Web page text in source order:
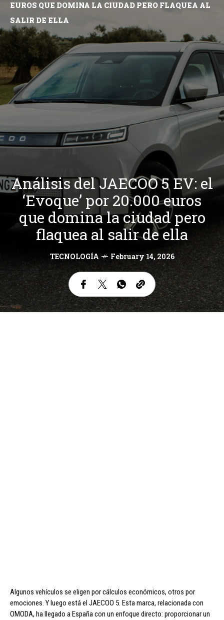
EUROS QUE DOMINA LA CIUDAD PERO FLAQUEA AL
SALIR DE ELLA
Análisis del JAECOO 5 EV: el
‘Evoque’ por 20.000 euros
que domina la ciudad pero
flaquea al salir de ella
TECNOLOGÍA February 14, 2026
Algunos vehículos se eligen por cálculos económicos, otros por
emociones. Y luego está el JAECOO 5. Esta marca, relacionada con
OMODA, ha llegado a España con un enfoque directo: proporcionar un